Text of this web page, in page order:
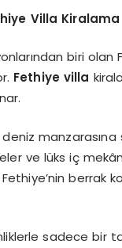
Villa Kiralama
biri
Fethiye villa
ve lüks iç
berrak
sadece bir